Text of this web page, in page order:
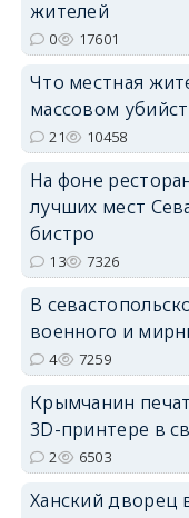
жителей
0 17601
Что местная
массовом
21 10458
На фоне
лучших мест
бистро
13 7326
В
военного и
4 7259
Крымчанин
3D-принтере в
2 6503
Ханский дворец